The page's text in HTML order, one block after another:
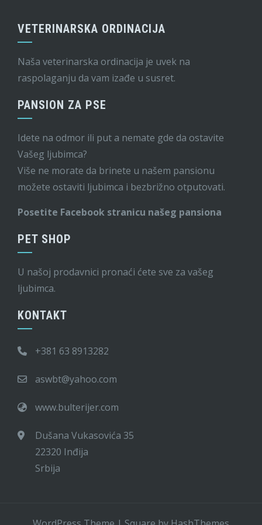
VETERINARSKA ORDINACIJA
Naša veterinarska ordinacija je uvek na
raspolaganju da vam izađe u susret.
PANSION ZA PSE
Idete na odmor ili put a nemate gde da ostavite
Vašeg ljubimca?
Više ne morate da brinete u našem pansionu
možete ostaviti ljubimca i bezbrižno otputovati.
Posetite Facebook stranicu našeg pansiona
PET SHOP
U našoj prodavnici pronaći ćete sve za vašeg
ljubimca.
KONTAKT
+381 63 8913282
aswbt@yahoo.com
www.bulterijer.com
Dušana Vukasovića 35
22320 Inđija
Srbija